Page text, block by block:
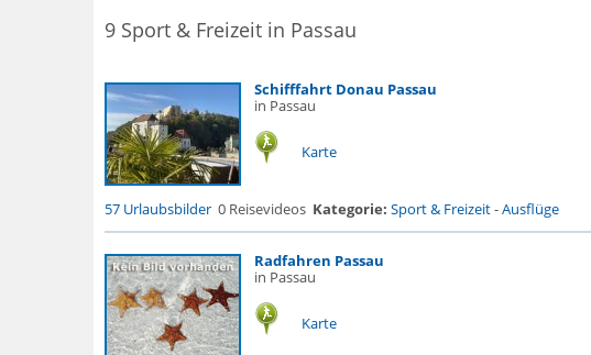
9 Sport & Freizeit in Passau
Schifffahrt Donau Passau
in Passau
Karte
57 Urlaubsbilder 0 Reisevideos Kategorie: Sport & Freizeit-Ausflüge
Radfahren Passau
in Passau
Karte